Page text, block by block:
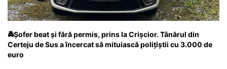
🚔Șofer beat și fără permis, prins la Crișcior. Tânărul din
Certeju de Sus a încercat să mituiască polițiștii cu 3.000 de
euro